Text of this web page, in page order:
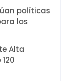
políticas
los
Alta